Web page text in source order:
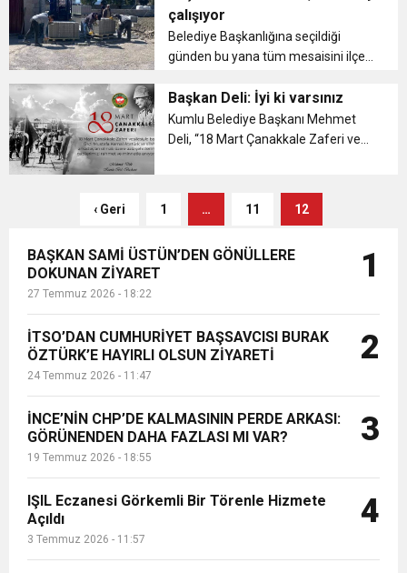
Cumhuriyet, Türk Milletinin Özgürlük
ve Onur Nişanesidir
6:19 HBB BAŞKANI ÖNTÜRK’ÜN
CUMHURİYET BAYRAMI MESAJI
17:36 KURUMLAR VERGİSİ ERTELENDİ
1:00 İTSO İŞ-KUR SGK TOPLANTI
DUYURUSU
CEYLANDERE’DE BAŞKAN EMRAH
KARAÇAY’A SEVGİ SELİ
18:22 BAŞKAN SAMİ ÜSTÜN’DEN
GÖNÜLLERE DOKUNAN ZİYARET
çalışıyor
Belediye Başkanlığına seçildiği
günden bu yana tüm mesaisini ilçeyi
Belediye Başkanı Mehmet Deli, ilçesi
için var gücüyle çalışmaya devam
ediyor....
Başkan Deli: İyi ki varsınız
Kumlu Belediye Başkanı Mehmet
Deli, “18 Mart Çanakkale Zaferi ve
‹ Geri 1 … 11 12
BAŞKAN SAMİ ÜSTÜN’DEN GÖNÜLLERE
DOKUNAN ZİYARET
27 Temmuz 2026 - 18:22
1
İTSO’DAN CUMHURİYET BAŞSAVCISI BURAK
ÖZTÜRK’E HAYIRLI OLSUN ZİYARETİ
24 Temmuz 2026 - 11:47
2
İNCE’NİN CHP’DE KALMASININ PERDE ARKASI:
GÖRÜNENDEN DAHA FAZLASI MI VAR?
19 Temmuz 2026 - 18:55
3
IŞIL Eczanesi Görkemli Bir Törenle Hizmete
Açıldı
3 Temmuz 2026 - 11:57
4